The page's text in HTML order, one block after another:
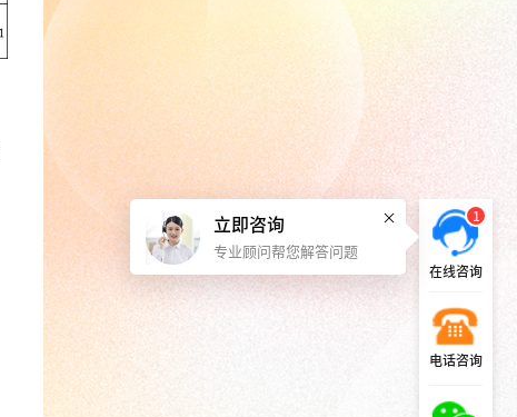
1
在线咨询
电话咨询
立即咨询
专业顾问帮您解答问题